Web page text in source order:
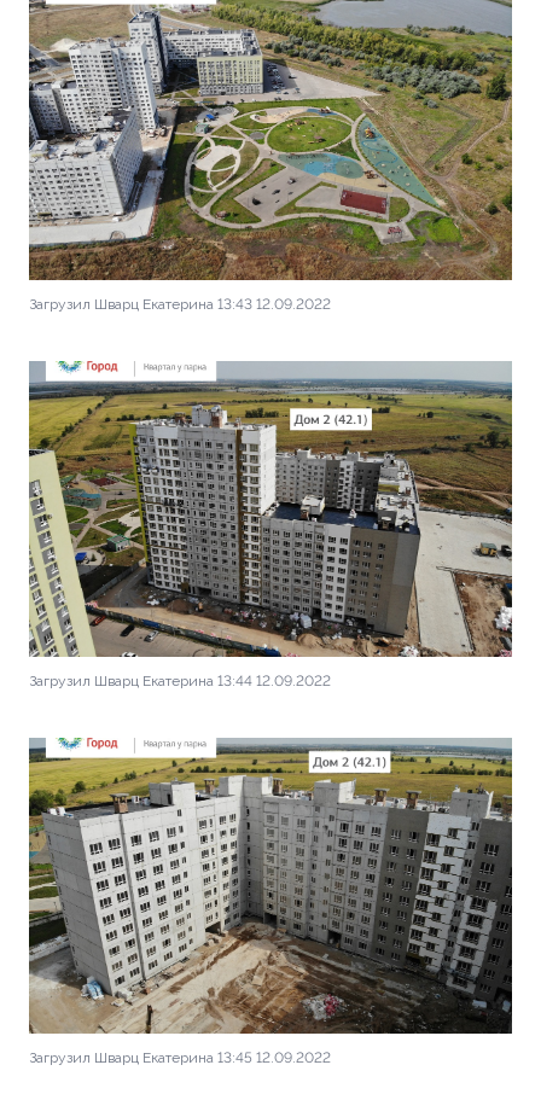
Загрузил Шварц Екатерина 13:43 12.09.2022
Загрузил Шварц Екатерина 13:44 12.09.2022
Загрузил Шварц Екатерина 13:45 12.09.2022